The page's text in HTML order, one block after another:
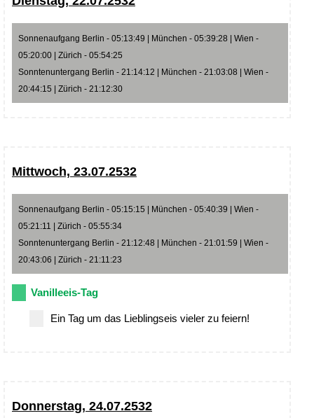
Sonnenaufgang Berlin - 05:13:49 | München - 05:39:28 | Wien -
05:20:00 | Zürich - 05:54:25
Sonntenuntergang Berlin - 21:14:12 | München - 21:03:08 | Wien -
20:44:15 | Zürich - 21:12:30
Mittwoch, 23.07.2532
Sonnenaufgang Berlin - 05:15:15 | München - 05:40:39 | Wien -
05:21:11 | Zürich - 05:55:34
Sonntenuntergang Berlin - 21:12:48 | München - 21:01:59 | Wien -
20:43:06 | Zürich - 21:11:23
Vanilleeis-Tag
Ein Tag um das Lieblingseis vieler zu feiern!
Donnerstag, 24.07.2532